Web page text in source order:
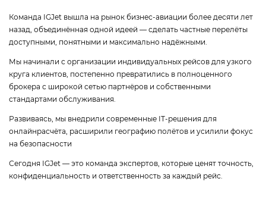
Команда IGJet вышла на рынок бизнес-авиации более десяти лет
назад, объединённая одной идеей — сделать частные перелёты
доступными, понятными и максимально надёжными.
Мы начинали с организации индивидуальных рейсов для узкого
круга клиентов, постепенно превратились в полноценного
брокера с широкой сетью партнёров и собственными
стандартами обслуживания.
Развиваясь, мы внедрили современные IT-решения для
онлайнрасчёта, расширили географию полётов и усилили фокус
на безопасности
Сегодня IGJet — это команда экспертов, которые ценят точность,
конфиденциальность и ответственность за каждый рейс.